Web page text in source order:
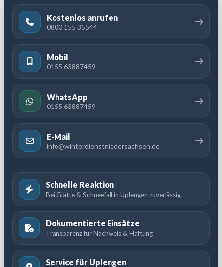
Kostenlos anrufen
0800 155 35544
Mobil
0155 63887459
WhatsApp
0155 63887459
E-Mail
info@winterdienstniedersachsen.de
Schnelle Reaktion
Bei Glätte & Schneefall in Uplengen zuverlässig
Dokumentierte Einsätze
Transparenz für Nachweis & Haftung
Service für Uplengen